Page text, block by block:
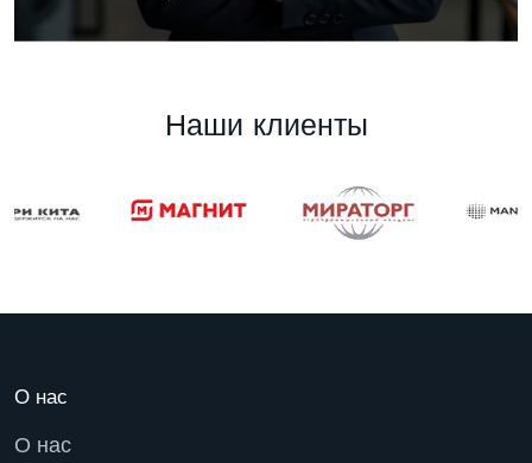
Наши клиенты
О нас
О нас